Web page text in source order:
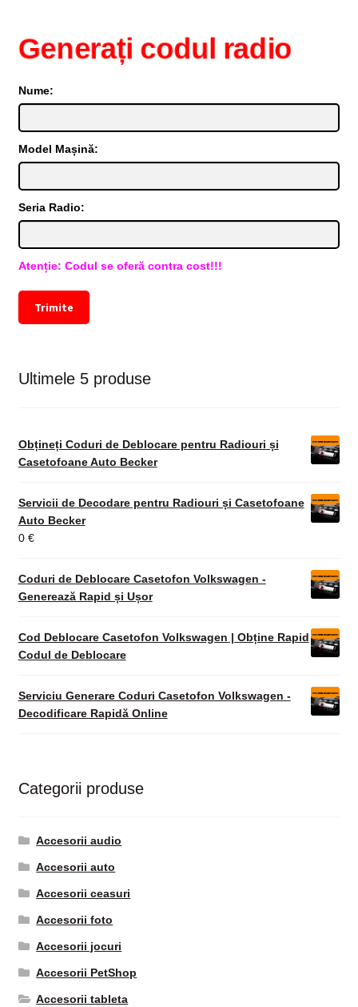
Generați codul radio
Nume:
Model Mașină:
Seria Radio:
Atenție: Codul se oferă contra cost!!!
Trimite
Ultimele 5 produse
Obțineți Coduri de Deblocare pentru Radiouri și
Casetofoane Auto Becker
Servicii de Decodare pentru Radiouri și Casetofoane
Auto Becker
0 €
Coduri de Deblocare Casetofon Volkswagen -
Generează Rapid și Ușor
Cod Deblocare Casetofon Volkswagen | Obține Rapid
Codul de Deblocare
Serviciu Generare Coduri Casetofon Volkswagen -
Decodificare Rapidă Online
Categorii produse
Accesorii audio
Accesorii auto
Accesorii ceasuri
Accesorii foto
Accesorii jocuri
Accesorii PetShop
Accesorii tableta